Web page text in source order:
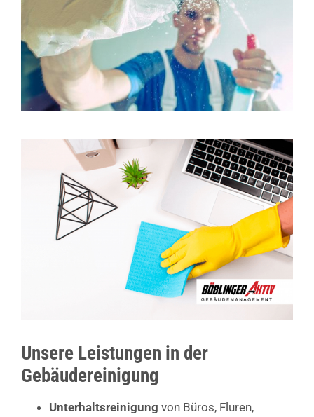
Unsere Leistungen in der
Gebäudereinigung
Unterhaltsreinigung von Büros, Fluren,